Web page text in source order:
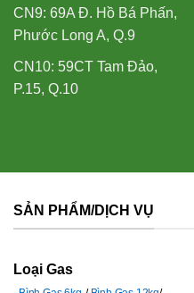
CN9: 69A Đ. Hồ Bá Phấn,
Phước Long A, Q.9
CN10: 59CT Tam Đảo,
P.15, Q.10
SẢN PHẨM/DỊCH VỤ
Loại Gas